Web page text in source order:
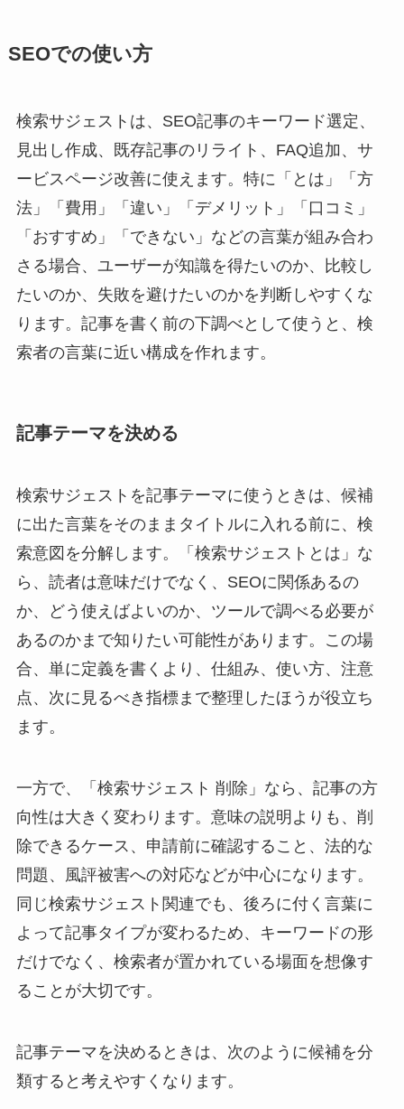
SEOでの使い方
検索サジェストは、SEO記事のキーワード選定、
見出し作成、既存記事のリライト、FAQ追加、サ
ービスページ改善に使えます。特に「とは」「方
法」「費用」「違い」「デメリット」「口コミ」
「おすすめ」「できない」などの言葉が組み合わ
さる場合、ユーザーが知識を得たいのか、比較し
たいのか、失敗を避けたいのかを判断しやすくな
ります。記事を書く前の下調べとして使うと、検
索者の言葉に近い構成を作れます。
記事テーマを決める
検索サジェストを記事テーマに使うときは、候補
に出た言葉をそのままタイトルに入れる前に、検
索意図を分解します。「検索サジェストとは」な
ら、読者は意味だけでなく、SEOに関係あるの
か、どう使えばよいのか、ツールで調べる必要が
あるのかまで知りたい可能性があります。この場
合、単に定義を書くより、仕組み、使い方、注意
点、次に見るべき指標まで整理したほうが役立ち
ます。
一方で、「検索サジェスト 削除」なら、記事の方
向性は大きく変わります。意味の説明よりも、削
除できるケース、申請前に確認すること、法的な
問題、風評被害への対応などが中心になります。
同じ検索サジェスト関連でも、後ろに付く言葉に
よって記事タイプが変わるため、キーワードの形
だけでなく、検索者が置かれている場面を想像す
ることが大切です。
記事テーマを決めるときは、次のように候補を分
類すると考えやすくなります。